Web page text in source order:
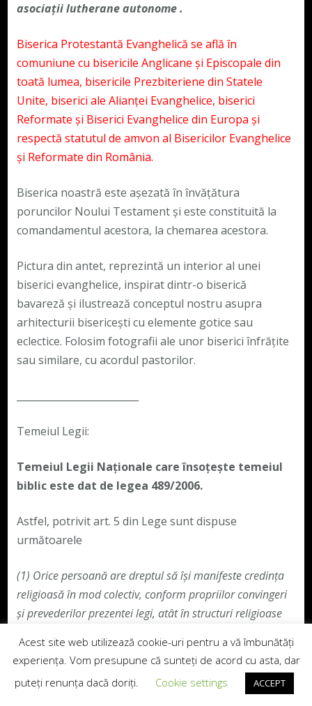
asociații lutherane autonome .
Biserica Protestantă Evanghelică se află în
comuniune cu bisericile Anglicane și Episcopale din
toată lumea, bisericile Prezbiteriene din Statele
Unite, biserici ale Alianței Evanghelice, biserici
Reformate și Biserici Evanghelice din Europa și
respectă statutul de amvon al Bisericilor Evanghelice
și Reformate din România.
Biserica noastră este așezată în învățătura
poruncilor Noului Testament și este constituită la
comandamentul acestora, la chemarea acestora.
Pictura din antet, reprezintă un interior al unei
biserici evanghelice, inspirat dintr-o biserică
bavareză și ilustrează conceptul nostru asupra
arhitecturii bisericești cu elemente gotice sau
eclectice. Folosim fotografii ale unor biserici înfrățite
sau similare, cu acordul pastorilor.
Temeiul Legii:
Temeiul Legii Naționale care însoțește temeiul
biblic este dat de legea 489/2006.
Astfel, potrivit art. 5 din Lege sunt dispuse
următoarele
(1) Orice persoană are dreptul să își manifeste credința
religioasă în mod colectiv, conform propriilor convingeri
și prevederilor prezentei legi, atât în structuri religioase
personalitate juridică.(2) Structurile religioase cu
personalitate juridică reglementate de prezenta lege sunt
cultele și asociațiile religioase, iar structurile fără
Acest site web utilizează cookie-uri pentru a vă îmbunătăți
experiența. Vom presupune că sunteți de acord cu asta, dar
puteți renunța dacă doriți.
Cookie settings ACCEPT